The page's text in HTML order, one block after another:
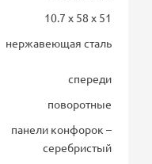
10.7 x 58 x 51
нержавеющая сталь
спереди
поворотные
панели конфорок –
серебристый